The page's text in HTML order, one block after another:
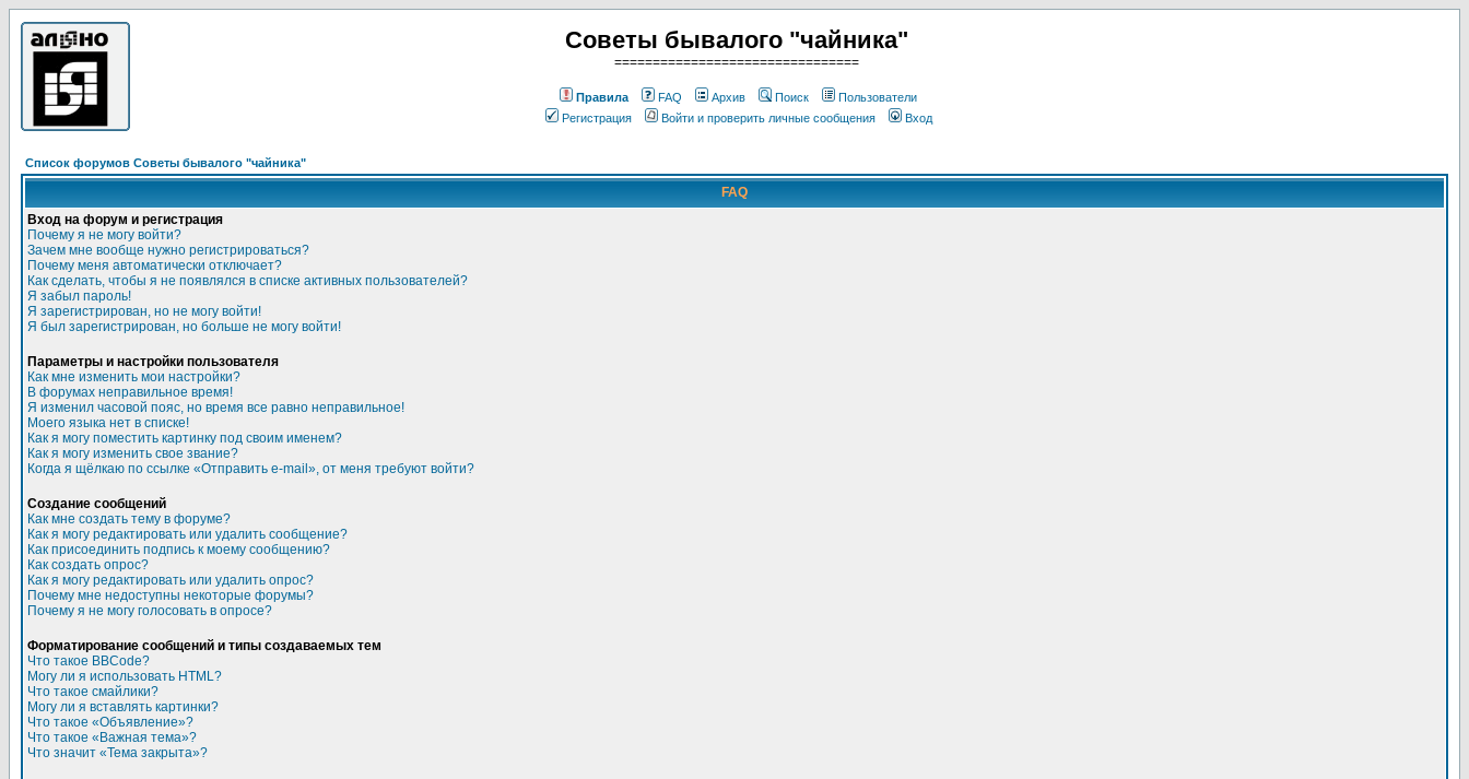
Советы бывалого "чайника"
================================
Правила FAQ Архив Поиск
Пользователи
Регистрация
Войти и проверить личные сообщения Вход
Список форумов Советы бывалого "чайника"
FAQ
Вход на форум и регистрация
Почему я не могу войти?
Зачем мне вообще нужно регистрироваться?
Почему меня автоматически отключает?
Как сделать, чтобы я не появлялся в списке активных пользователей?
Я забыл пароль!
Я зарегистрирован, но не могу войти!
Я был зарегистрирован, но больше не могу войти!
Параметры и настройки пользователя
Как мне изменить мои настройки?
В форумах неправильное время!
Я изменил часовой пояс, но время все равно неправильное!
Моего языка нет в списке!
Как я могу поместить картинку под своим именем?
Как я могу изменить свое звание?
Когда я щёлкаю по ссылке «Отправить e-mail», от меня требуют войти?
Создание сообщений
Как мне создать тему в форуме?
Как я могу редактировать или удалить сообщение?
Как присоединить подпись к моему сообщению?
Как создать опрос?
Как я могу редактировать или удалить опрос?
Почему мне недоступны некоторые форумы?
Почему я не могу голосовать в опросе?
Форматирование сообщений и типы создаваемых тем
Что такое BBCode?
Могу ли я использовать HTML?
Что такое смайлики?
Могу ли я вставлять картинки?
Что такое «Объявление»?
Что такое «Важная тема»?
Что значит «Тема закрыта»?